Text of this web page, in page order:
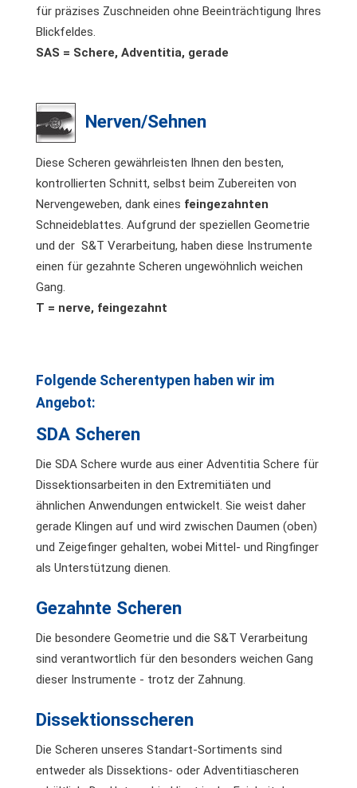
für präzises Zuschneiden ohne Beeinträchtigung Ihres
Blickfeldes.
SAS = Schere, Adventitia, gerade
Nerven/Sehnen
Diese Scheren gewährleisten Ihnen den besten,
kontrollierten Schnitt, selbst beim Zubereiten von
Nervengeweben, dank eines feingezahnten
Schneideblattes. Aufgrund der speziellen Geometrie
und der S&T Verarbeitung, haben diese Instrumente
einen für gezahnte Scheren ungewöhnlich weichen
Gang.
T = nerve, feingezahnt
Folgende Scherentypen haben wir im
Angebot:
SDA Scheren
Die SDA Schere wurde aus einer Adventitia Schere für
Dissektionsarbeiten in den Extremitiäten und
ähnlichen Anwendungen entwickelt. Sie weist daher
gerade Klingen auf und wird zwischen Daumen (oben)
und Zeigefinger gehalten, wobei Mittel- und Ringfinger
als Unterstützung dienen.
Gezahnte Scheren
Die besondere Geometrie und die S&T Verarbeitung
sind verantwortlich für den besonders weichen Gang
dieser Instrumente - trotz der Zahnung.
Dissektionsscheren
Die Scheren unseres Standart-Sortiments sind
entweder als Dissektions- oder Adventitiascheren